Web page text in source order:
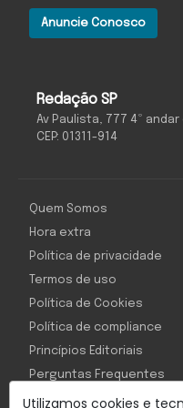
Utilizamos cookies e
Redação SP
Av Paulista, 777 4º
CEP: 01311-914
Anuncie Conosco
Quem Somos
Hora extra
Política de privacidade
Termos de uso
Política de Cookies
Política de compliance
Princípios Editoriais
Perguntas Frequentes